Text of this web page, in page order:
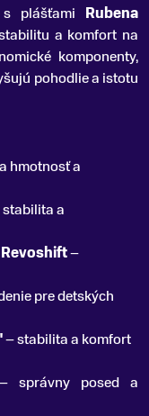
plášťami Rubena
a komfort na
komponenty,
pohodlie a istotu
hmotnosť a
a
Revoshift–
pre detských
– stabilita a komfort
správny posed a